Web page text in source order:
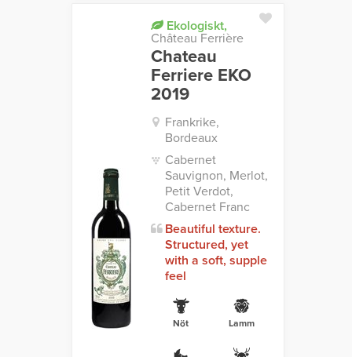
Ekologiskt,
Château Ferrière
Chateau
Ferriere EKO
2019
Frankrike,
Bordeaux
Cabernet
Sauvignon, Merlot,
Petit Verdot,
Cabernet Franc
Beautiful texture.
Structured, yet
with a soft, supple
feel
Nöt Lamm